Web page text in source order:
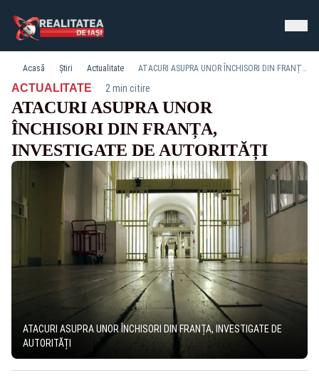
Acasă Știri Actualitate ATACURI ASUPRA UNOR ÎNCHISORI DIN FRANȚA, INVESTIGATE DE AUTORITĂȚI
ACTUALITATE· 2 min citire
ATACURI ASUPRA UNOR
ÎNCHISORI DIN FRANȚA,
INVESTIGATE DE AUTORITĂȚI
ATACURI ASUPRA UNOR ÎNCHISORI DIN FRANȚA, INVESTIGATE DE
AUTORITĂȚI